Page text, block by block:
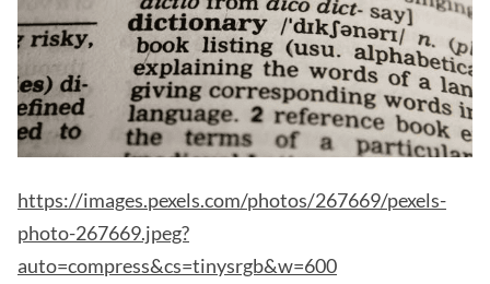
https://images.pexels.com/photos/267669/pexels-
photo-267669.jpeg?
auto=compress&cs=tinysrgb&w=600